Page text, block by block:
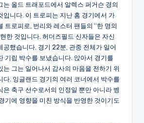
는 올드 트래포드에서 알렉스 퍼거슨 경의
입니다. 이 트로피는 지난 홈 경기에서 가
트로피로, 번리와 레스터 팬들의 “한 명의
한 것입니다. 허더즈필드 신자들은 자신
공했습니다. 경기 22분, 관중 전체가 일어
기립 박수를 보냈습니다. 앉아서 경기를
는 그는 일어나서 감사의 마음을 전하기 위
다. 잉글랜드 경기의 여러 코너에서 박수를
은 축구 선수로서의 인정일 뿐만 아니라 벵
기에 영향을 미친 방식을 반영한 것이기도